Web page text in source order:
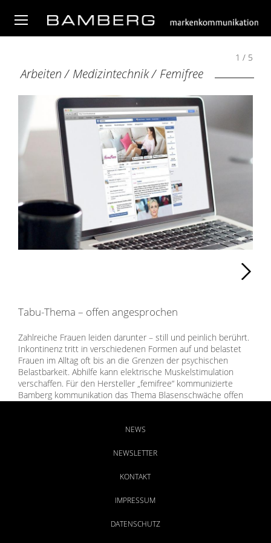
1 / 5
Arbeiten/ Medizintechnik/ Femifree
Tabu-Thema – offen angesprochen
Zahlreiche Frauen leiden darunter – still und peinlich berührt.
Inkontinenz tritt in verschiedenen Formen auf und belastet
Frauen im Alltag oft bis an die Grenzen der psychischen
Belastbarkeit. Abhilfe kann elektrische Muskelstimulation
verschaffen. Für den Hersteller „femifree“ kommunizierte
Bamberg kommunikation das Thema Blasenschwäche offen
NEWS
NEWSLETTER
KONTAKT
IMPRESSUM
DATENSCHUTZ